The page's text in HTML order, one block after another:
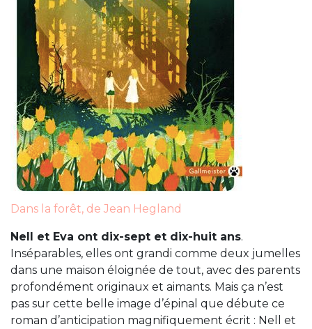
Dans la forêt, de Jean Hegland
Nell et Eva ont dix-sept et dix-huit ans.
Inséparables, elles ont grandi comme deux jumelles
dans une maison éloignée de tout, avec des parents
profondément originaux et aimants. Mais ça n’est
pas sur cette belle image d’épinal que débute ce
roman d’anticipation magnifiquement écrit : Nell et